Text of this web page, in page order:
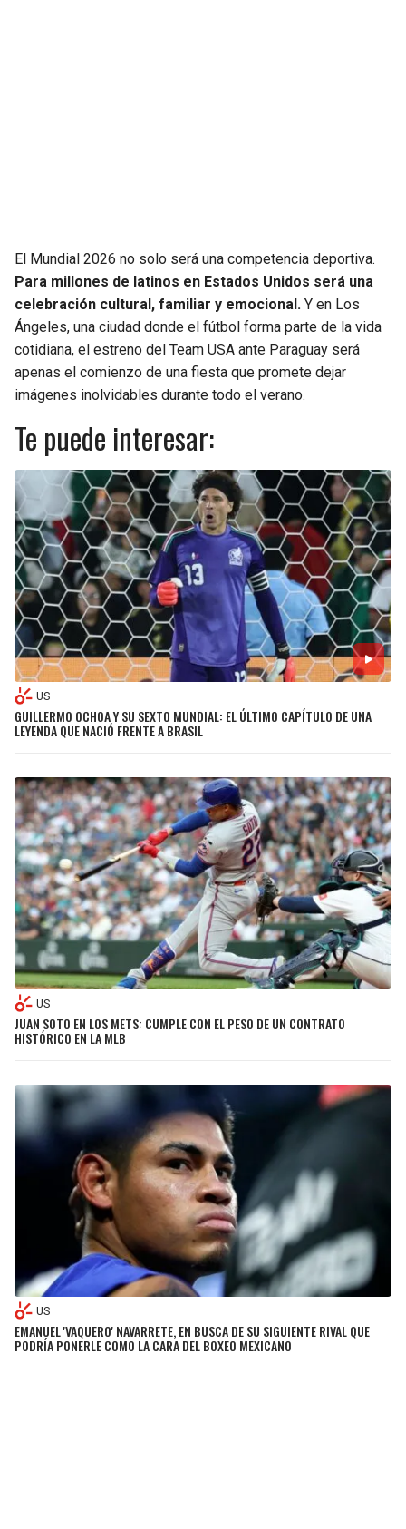
El Mundial 2026 no solo será una competencia deportiva.
Para millones de latinos en Estados Unidos será una
celebración cultural, familiar y emocional. Y en Los
Ángeles, una ciudad donde el fútbol forma parte de la vida
cotidiana, el estreno del Team USA ante Paraguay será
apenas el comienzo de una fiesta que promete dejar
imágenes inolvidables durante todo el verano.
Te puede interesar:
US
GUILLERMO OCHOA Y SU SEXTO MUNDIAL: EL ÚLTIMO CAPÍTULO DE UNA
LEYENDA QUE NACIÓ FRENTE A BRASIL
US
JUAN SOTO EN LOS METS: CUMPLE CON EL PESO DE UN CONTRATO
HISTÓRICO EN LA MLB
US
EMANUEL 'VAQUERO' NAVARRETE, EN BUSCA DE SU SIGUIENTE RIVAL QUE
PODRÍA PONERLE COMO LA CARA DEL BOXEO MEXICANO